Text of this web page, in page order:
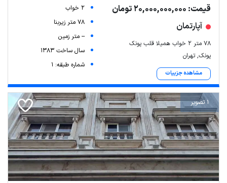
قیمت: 20,000,000,000 تومان
آپارتمان
۷۸ متر ۲ خواب همیلا قلب پونک
پونک, تهران
مشاهده جزییات
2 خواب
78 متر زیربنا
-- متر زمین
سال ساخت 1383
شماره طبقه: 1
1 تصویر